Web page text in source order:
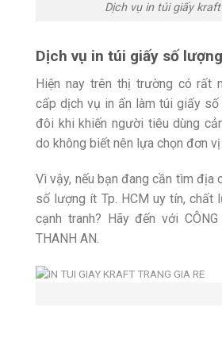
Dịch vụ in túi giấy
Dịch vụ in túi giấy số
Hiện nay trên thị trường có rất
cấp dịch vụ in ấn làm túi giấy
đôi khi khiến người tiêu dùng
do không biết nên lựa chọn đơn vị
Vì vậy, nếu bạn đang cần tìm địa
số lượng ít Tp. HCM uy tín, chất
cạnh tranh? Hãy đến với
THANH AN.